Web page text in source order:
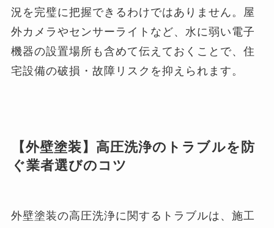
況を完璧に把握できるわけではありません。屋
外カメラやセンサーライトなど、水に弱い電子
機器の設置場所も含めて伝えておくことで、住
宅設備の破損・故障リスクを抑えられます。
【外壁塗装】高圧洗浄のトラブルを防
ぐ業者選びのコツ
外壁塗装の高圧洗浄に関するトラブルは、施工